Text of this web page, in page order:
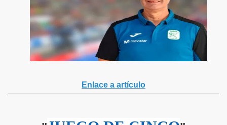
Enlace a artículo